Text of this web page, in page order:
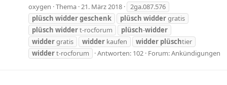
oxygen Thema 21. März 2018
2ga.087.576
plüsch widdergeschenk plüsch widdergratis
plüsch widdert-rocforum plüsch-widder
widdergratis widder kaufen widder plüschtier
widdert-rocforum Antworten: 102 Forum:Ankündigungen